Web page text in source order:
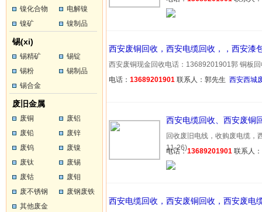
镍化合物
电解镍
镍矿
镍制品
锡(xi)
锡精矿
锡锭
锡粉
锡制品
锡合金
废旧金属
废铜
废铝
废铅
废锌
废钨
废镍
废钛
废锡
废钴
废钼
废不锈钢
废钢废铁
其他废金
西安废铜回收，西安电缆回收，，西安漆
西安废铜现金回收电话：13689201901郭 铜板
电话： 13689201901 联系人：郭先生 西安西城
西安电缆回收、西安废铜
回收废旧电线，收购废电缆
11-26)
电话：13689201901 联系人
西安电缆回收，西安废铜回收，西安废电